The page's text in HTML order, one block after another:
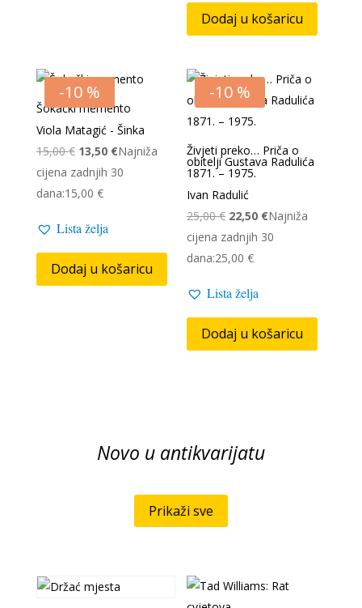
Dodaj u košaricu
-10 %
Šokački memento
Viola Matagić - Šinka
15,00€ Izvorna
cijena
bila
15,00 €.
13,50 €Trenutna
cijena
Najniža
cijena zadnjih 30
dana:15,00 €
Lista želja
Dodaj u košaricu
-10 %
Živjeti preko… Priča o
obitelji Gustava Radulića
1871. – 1975.
Ivan Radulić
25,00€ Izvorna
cijena
bila
25,00 €.
22,50 €Trenutna
cijena
Najniža
cijena zadnjih 30
dana:25,00€
Lista želja
Dodaj u košaricu
Novo u antikvarijatu
Prikaži sve